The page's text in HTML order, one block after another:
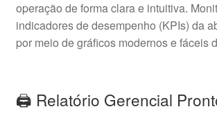
operação de forma clara e intuitiva.
indicadores de desempenho (KPIs) da
por meio de gráficos modernos e fáceis
🖨️ Relatório Gerencial